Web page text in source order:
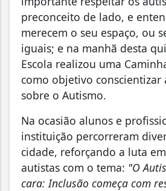
preconceito de lado, e
merecem o seu espaço, ou
iguais; e na manhã desta
Escola realizou uma
como objetivo conscientizar
sobre o Autismo.
Na ocasião alunos e
instituição percorreram
cidade, reforçando a luta
autistas com o tema: "O
cara: Inclusão começa com